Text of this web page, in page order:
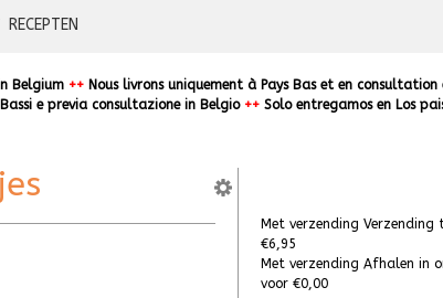
RECEPTEN
Belgium ++ Nous livrons uniquement à Pays Bas et en consultation
e previa consultazione in Belgio ++Solo entregamos en Los
Met verzending
€6,95
Met verzending Afhalen in
voor €0,00